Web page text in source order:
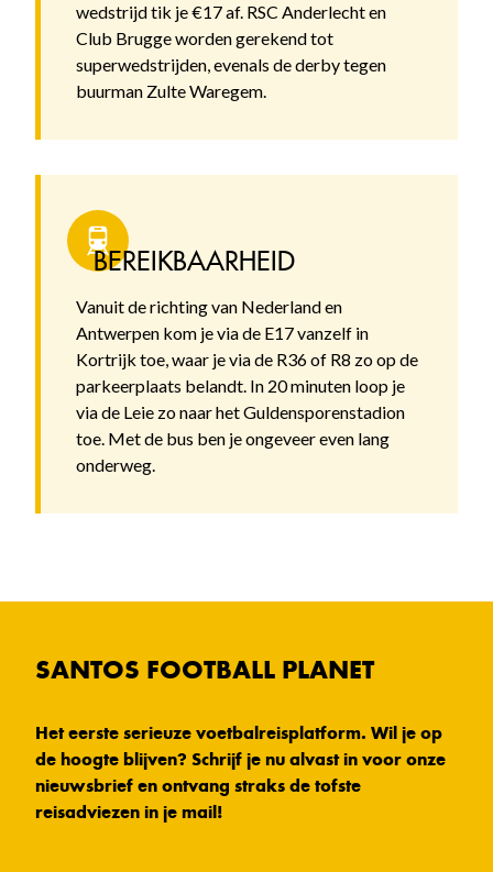
wedstrijd tik je €17 af. RSC Anderlecht en
Club Brugge worden gerekend tot
superwedstrijden, evenals de derby tegen
buurman Zulte Waregem.
BEREIKBAARHEID
Vanuit de richting van Nederland en
Antwerpen kom je via de E17 vanzelf in
Kortrijk toe, waar je via de R36 of R8 zo op de
parkeerplaats belandt. In 20 minuten loop je
via de Leie zo naar het Guldensporenstadion
toe. Met de bus ben je ongeveer even lang
onderweg.
SANTOS FOOTBALL PLANET
Het eerste serieuze voetbalreisplatform. Wil je op
de hoogte blijven? Schrijf je nu alvast in voor onze
nieuwsbrief en ontvang straks de tofste
reisadviezen in je mail!